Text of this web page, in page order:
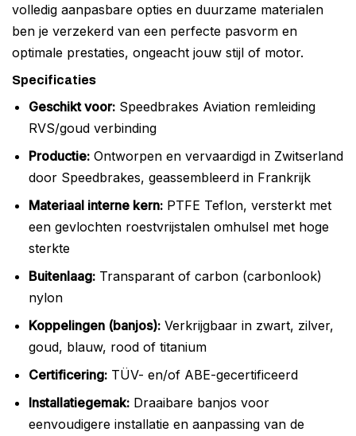
volledig aanpasbare opties en duurzame materialen
ben je verzekerd van een perfecte pasvorm en
optimale prestaties, ongeacht jouw stijl of motor.
Specificaties
Geschikt voor:Speedbrakes Aviation remleiding
RVS/goud verbinding
Productie:Ontworpen en vervaardigd in Zwitserland
door Speedbrakes, geassembleerd in Frankrijk
Materiaal interne kern:PTFE Teflon, versterkt met
een gevlochten roestvrijstalen omhulsel met hoge
sterkte
Buitenlaag:Transparant of carbon (carbonlook)
nylon
Koppelingen (banjos):Verkrijgbaar in zwart, zilver,
goud, blauw, rood of titanium
Certificering:TÜV- en/of ABE-gecertificeerd
Installatiegemak:Draaibare banjos voor
eenvoudigere installatie en aanpassing van de